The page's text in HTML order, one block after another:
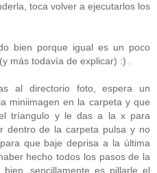
toca volver a ejecutarlos los
bien porque igual es un poco
más todavía de explicar) :) .
al directorio foto, espera un
miniimagen en la carpeta y que
tríangulo y le das a la x para
dentro de la carpeta pulsa y no
que baje deprisa a la última
hecho todos los pasos de la
bien, sencillamente es pillarle el